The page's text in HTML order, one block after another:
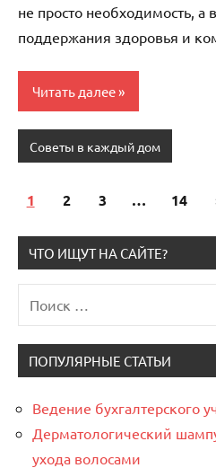
не просто необходимость, а
поддержания здоровья и
Читать далее
Советы в каждый дом
Пагинация
записей
1 2 3 … 14
ЧТО ИЩУТ НА САЙТЕ?
для:
ПОПУЛЯРНЫЕ СТАТЬИ
Ведение бухгалтерского
Дерматологический
ухода волосами